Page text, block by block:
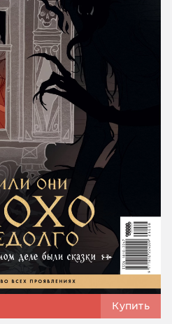
Купить